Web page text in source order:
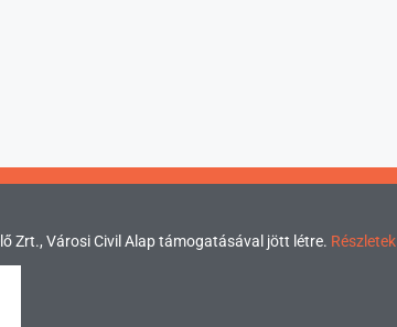
Zrt., Városi Civil Alap támogatásával jött létre. Részletek